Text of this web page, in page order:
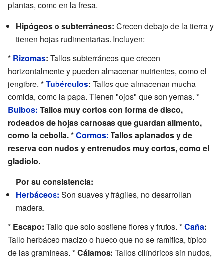
plantas, como en la fresa.
Hipógeos o subterráneos: Crecen debajo de la tierra y
tienen hojas rudimentarias. Incluyen:
* Rizomas: Tallos subterráneos que crecen
horizontalmente y pueden almacenar nutrientes, como el
jengibre. *Tubérculos: Tallos que almacenan mucha
comida, como la papa. Tienen "ojos" que son yemas. *
Bulbos: Tallos muy cortos con forma de disco,
rodeados de hojas carnosas que guardan alimento,
como la cebolla.*Cormos: Tallos aplanados y de
reserva con nudos y entrenudos muy cortos, como el
gladiolo.
Por su consistencia:
Herbáceos: Son suaves y frágiles, no desarrollan
madera.
* Escapo: Tallo que solo sostiene flores y frutos. *Caña:
Tallo herbáceo macizo o hueco que no se ramifica, típico
de las gramíneas. *Cálamos: Tallos cilíndricos sin nudos,